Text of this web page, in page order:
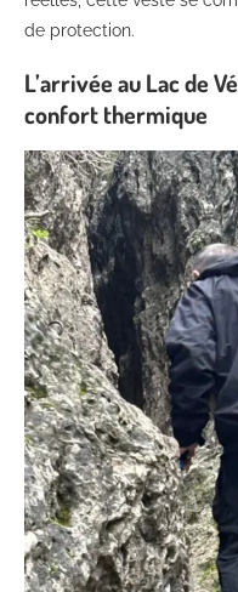
de protection.
L’arrivée au Lac de
confort thermique